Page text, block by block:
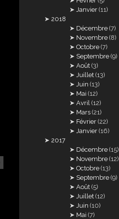
Janvier (11)
2018
Décembre (7)
Novembre (8)
Octobre (7)
Septembre (9)
Août (3)
Juillet (13)
Juin (13)
Mai (12)
Avril (12)
Mars (21)
Février (22)
Janvier (16)
2017
Décembre (15)
Novembre (12)
Octobre (13)
Septembre (9)
Août (5)
Juillet (12)
Juin (10)
Mai (7)